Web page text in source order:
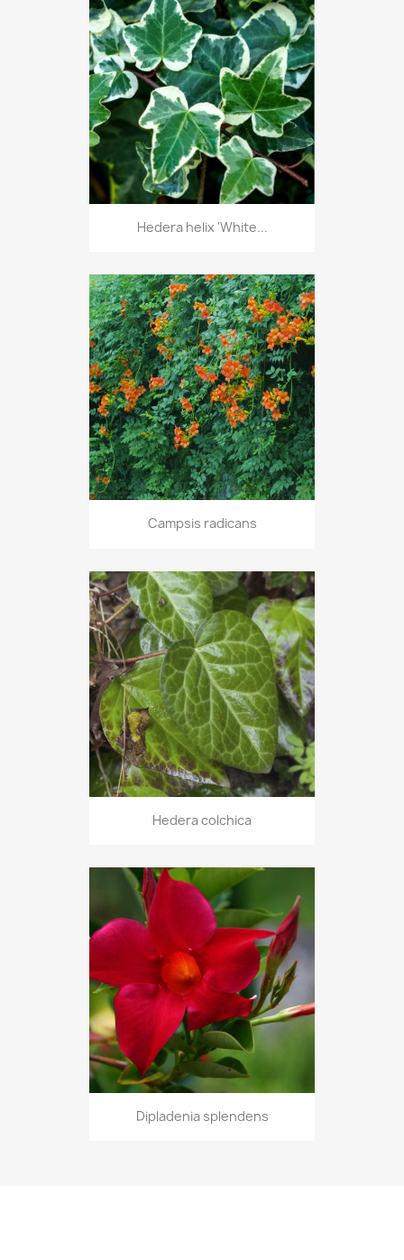
Hedera helix 'White...
Campsis radicans
Hedera colchica
Dipladenia splendens